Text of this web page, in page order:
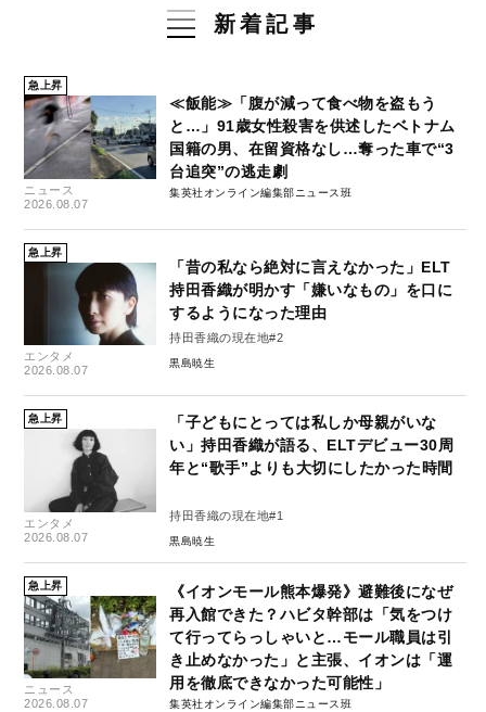
新着記事
急上昇
ニュース
2026.08.07
≪飯能≫「腹が減って食べ物を盗もう
と…」91歳女性殺害を供述したベトナム
国籍の男、在留資格なし…奪った車で“3
台追突”の逃走劇
集英社オンライン編集部ニュース班
急上昇
エンタメ
2026.08.07
「昔の私なら絶対に言えなかった」ELT
持田香織が明かす「嫌いなもの」を口に
するようになった理由
持田香織の現在地#2
黒島暁生
急上昇
エンタメ
2026.08.07
「子どもにとっては私しか母親がいな
い」持田香織が語る、ELTデビュー30周
年と“歌手”よりも大切にしたかった時間
持田香織の現在地#1
黒島暁生
急上昇
ニュース
2026.08.07
《イオンモール熊本爆発》避難後になぜ
再入館できた？ハビタ幹部は「気をつけ
て行ってらっしゃいと…モール職員は引
き止めなかった」と主張、イオンは「運
用を徹底できなかった可能性」
集英社オンライン編集部ニュース班